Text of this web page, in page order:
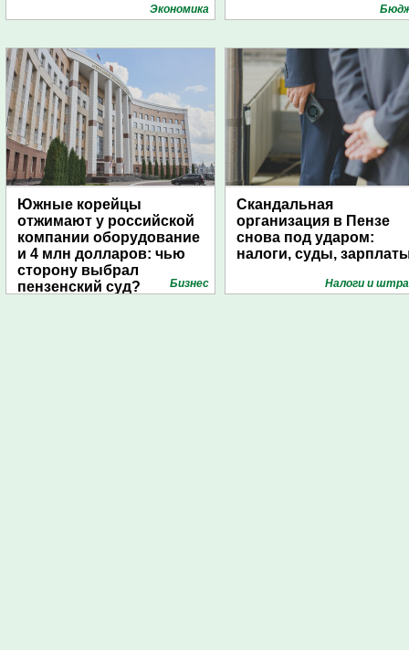
Экономика
Южные корейцы
отжимают у российской
компании оборудование
и 4 млн долларов: чью
сторону выбрал
пензенский суд?
Бизнес
Скандальная
организация в Пензе
снова под ударом:
налоги, суды,
Налоги и